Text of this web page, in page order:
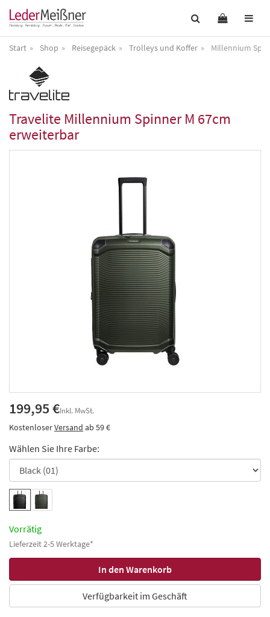
Start Shop Reisegepäck Trolleys und Koffer Millennium
Travelite Millennium Spinner M 67cm
erweiterbar
199,95 €Inkl. MwSt.
KostenloserVersand ab 59 €
Wählen Sie Ihre Farbe:
Vorrätig
Lieferzeit 2-5 Werktage*
Verfügbarkeit im Geschäft